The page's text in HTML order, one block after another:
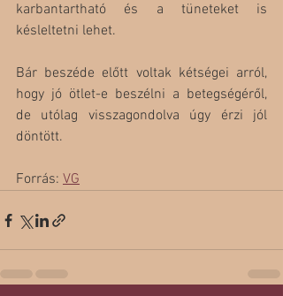
karbantartható és a tüneteket is
késleltetni lehet.
Bár beszéde előtt voltak kétségei arról,
hogy jó ötlet-e beszélni a betegségéről,
de utólag visszagondolva úgy érzi jól
döntött.
Forrás: VG